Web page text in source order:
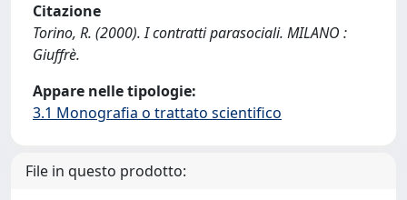
Citazione
Torino, R. (2000). I contratti parasociali. MILANO :
Giuffrè.
Appare nelle tipologie:
3.1 Monografia o trattato scientifico
File in questo prodotto: